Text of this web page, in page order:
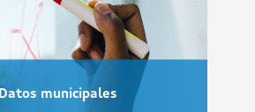
Datos municipales